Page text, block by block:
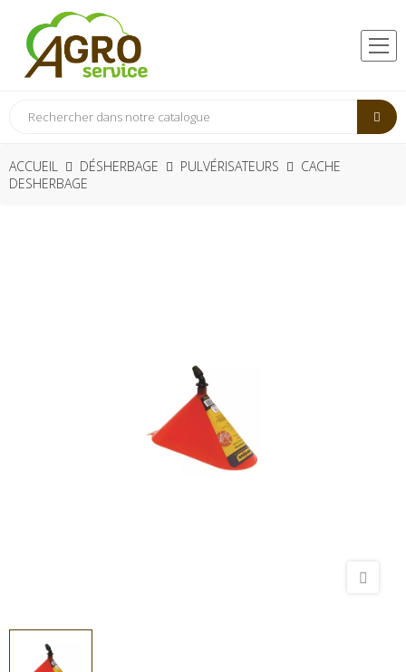
ACCUEIL DÉSHERBAGE PULVÉRISATEURS
CACHE
DESHERBAGE